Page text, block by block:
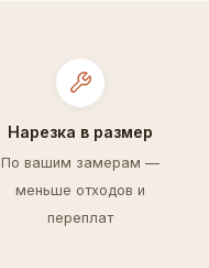
Нарезка в размер
По вашим замерам —
меньше отходов и
переплат